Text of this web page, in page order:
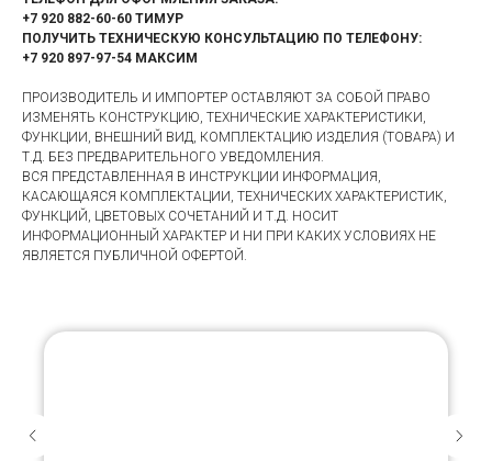
+7 920 882-60-60 ТИМУР
ПОЛУЧИТЬ ТЕХНИЧЕСКУЮ КОНСУЛЬТАЦИЮ ПО ТЕЛЕФОНУ:
+7 920 897-97-54 МАКСИМ
ПРОИЗВОДИТЕЛЬ И ИМПОРТЕР ОСТАВЛЯЮТ ЗА СОБОЙ ПРАВО
ИЗМЕНЯТЬ КОНСТРУКЦИЮ, ТЕХНИЧЕСКИЕ ХАРАКТЕРИСТИКИ,
ФУНКЦИИ, ВНЕШНИЙ ВИД, КОМПЛЕКТАЦИЮ ИЗДЕЛИЯ (ТОВАРА) И
Т.Д. БЕЗ ПРЕДВАРИТЕЛЬНОГО УВЕДОМЛЕНИЯ.
ВСЯ ПРЕДСТАВЛЕННАЯ В ИНСТРУКЦИИ ИНФОРМАЦИЯ,
КАСАЮЩАЯСЯ КОМПЛЕКТАЦИИ, ТЕХНИЧЕСКИХ ХАРАКТЕРИСТИК,
ФУНКЦИЙ, ЦВЕТОВЫХ СОЧЕТАНИЙ И Т.Д. НОСИТ
ИНФОРМАЦИОННЫЙ ХАРАКТЕР И НИ ПРИ КАКИХ УСЛОВИЯХ НЕ
ЯВЛЯЕТСЯ ПУБЛИЧНОЙ ОФЕРТОЙ.